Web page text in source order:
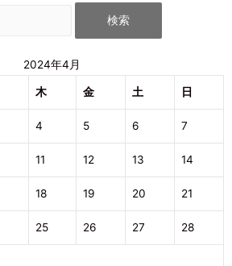
2024年4月
木 金 土 日
4 5 6 7
11 12 13 14
18 19 20 21
25 26 27 28